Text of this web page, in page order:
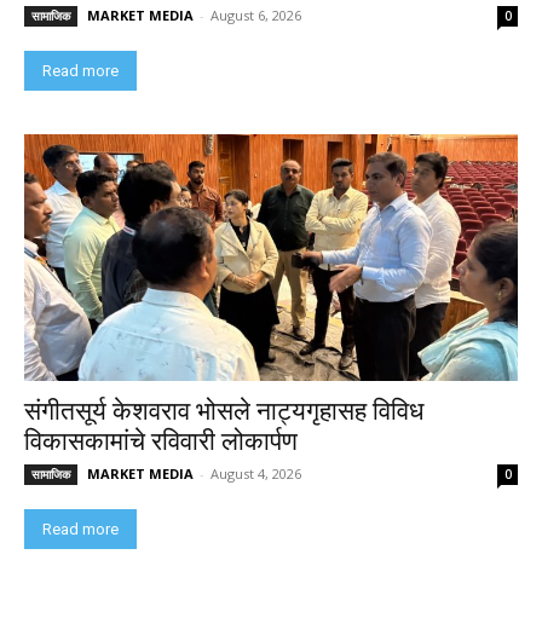
सामाजिक MARKET MEDIA - August 6, 2026 0
Read more
संगीतसूर्य केशवराव भोसले नाट्यगृहासह विविध
विकासकामांचे रविवारी लोकार्पण
सामाजिक MARKET MEDIA - August 4, 2026 0
Read more